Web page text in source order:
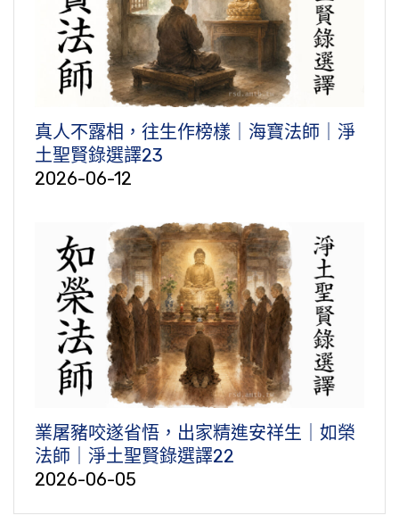
真人不露相，往生作榜樣｜海寶法師｜淨
土聖賢錄選譯23
2026-06-12
業屠豬咬遂省悟，出家精進安祥生｜如榮
法師｜淨土聖賢錄選譯22
2026-06-05